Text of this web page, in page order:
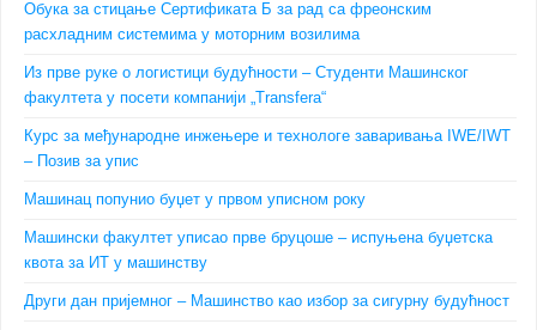
Обука за стицање Сертификата Б за рад са фреонским
расхладним системима у моторним возилима
Из прве руке о логистици будућности – Студенти Машинског
факултета у посети компанији „Transfera“
Курс за међународне инжењере и технологе заваривања IWE/IWT
– Позив за упис
Машинац попунио буџет у првом уписном року
Машински факултет уписао прве бруцоше – испуњена буџетска
квота за ИТ у машинству
Други дан пријемног – Машинство као избор за сигурну будућност